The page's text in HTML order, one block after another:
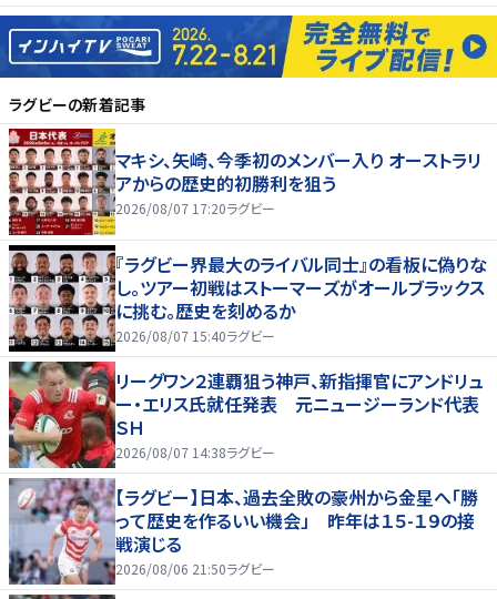
ラグビーの新着記事
マキシ、矢崎、今季初のメンバー入り オーストラリ
アからの歴史的初勝利を狙う
2026/08/07 17:20ラグビー
『ラグビー界最大のライバル同士』の看板に偽りな
し。ツアー初戦はストーマーズがオールブラックス
に挑む。歴史を刻めるか
2026/08/07 15:40ラグビー
リーグワン２連覇狙う神戸、新指揮官にアンドリュ
ー・エリス氏就任発表 元ニュージーランド代表
ＳＨ
2026/08/07 14:38ラグビー
【ラグビー】日本、過去全敗の豪州から金星へ「勝
って歴史を作るいい機会」 昨年は１５-１９の接
戦演じる
2026/08/06 21:50ラグビー